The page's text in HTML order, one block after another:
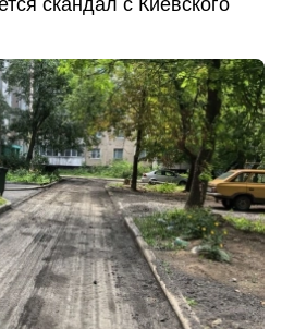
скандал с Киевского